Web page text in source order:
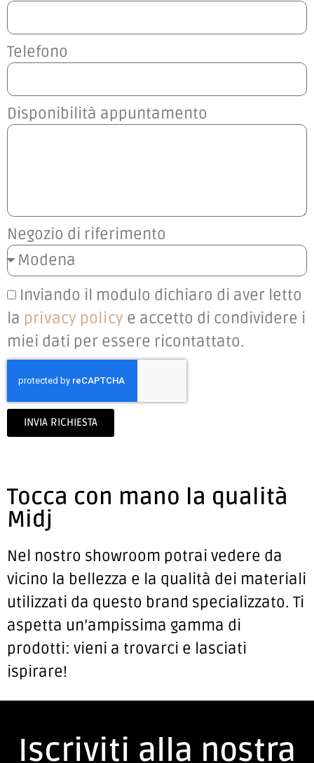
Telefono
Disponibilità appuntamento
Negozio di riferimento
Inviando il modulo dichiaro di aver letto
la privacy policy e accetto di condividere i
miei dati per essere ricontattato.
INVIA RICHIESTA
Tocca con mano la qualità
Midj
Nel nostro showroom potrai vedere da
vicino la bellezza e la qualità dei materiali
utilizzati da questo brand specializzato. Ti
aspetta un’ampissima gamma di
prodotti: vieni a trovarci e lasciati
ispirare!
Iscriviti alla nostra